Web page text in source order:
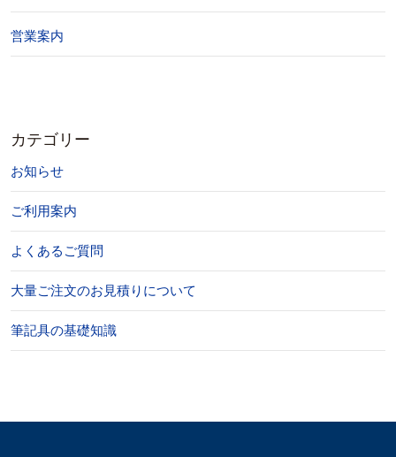
営業案内
カテゴリー
お知らせ
ご利用案内
よくあるご質問
大量ご注文のお見積りについて
筆記具の基礎知識